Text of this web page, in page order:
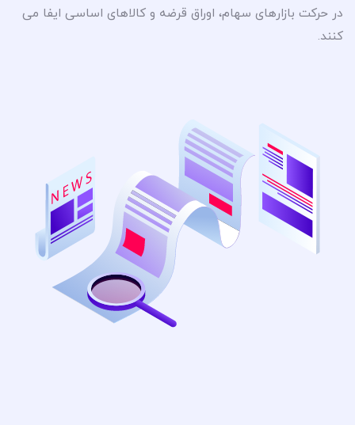
در حرکت بازارهای سهام، اوراق قرضه و کالاهای اساسی ایفا می
کنند.